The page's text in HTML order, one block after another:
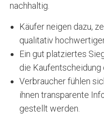
nachhaltig.
Käufer neigen dazu,
qualitativ
Ein gut platziertes
die Kaufentscheidung
Verbraucher fühlen
ihnen transparente
gestellt werden.